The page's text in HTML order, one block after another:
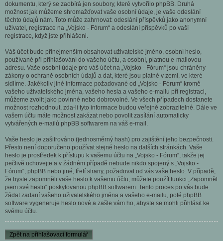
dokumentu, který se zaobírá jen soubory, které vytvořilo phpBB. Druhá
možnost jak můžeme shromažďovat vaše osobní údaje, je vaše odeslání
těchto údajů nám. Toto může zahrnovat: odeslání příspěvků jako anonymní
uživatel, registrace na „Vojsko - Fórum“ a odeslání příspěvků po vaší
registrace, když jste přihlášeni.
Váš účet bude přinejmenším obsahovat uživatelské jméno, osobní heslo,
používané při přihlašování do vašeho účtu, a osobní, platnou e-mailovou
adresu. Vaše osobní údaje pro váš účet na „Vojsko - Fórum“ jsou chráněny
zákony o ochraně osobních údajů a dat, které jsou platné v zemi, ve které
sídlíme. Jakékoliv jiné informace požadované od „Vojsko - Fórum“ kromě
vašeho uživatelského jména, vašeho hesla a vašeho e-mailu při registraci,
můžeme zvolit jako povinné nebo dobrovolné. Ve všech případech dostanete
možnost rozhodnout, zda-li tyto informace budou veřejně zobrazitelné. Dále ve
vašem účtu máte možnost zakázat nebo povolit zasílání automaticky
vytvářených e-mailů phpBB softwarem na váš e-mail.
Vaše heslo je zašifrováno (jednosměrný hash) pro zajištění jeho bezpečnosti.
Přesto není doporučeno používat stejné heslo na dalších stránkách. Vaše
heslo je prostředek k přístupu k vašemu účtu na „Vojsko - Fórum“, takže jej
pečlivě uchovejte a v žádném případě nebude nikdo spojený s „Vojsko -
Fórum“, phpBB nebo jiné, třetí strany, požadovat od vás vaše heslo. V případě,
že byste zapomněli vaše heslo k vašemu účtu, můžete použít funkci „Zapomněl
jsem své heslo“ poskytovanou phpBB softwarem. Tento proces po vás bude
žádat zadaní vašeho uživatelského jména a vašeho e-mailu, poté phpBB
software vygeneruje heslo nové a zašle vám ho, abyste se mohli přihlásit ke
svému účtu.
Zpět na přihlašovací formulář